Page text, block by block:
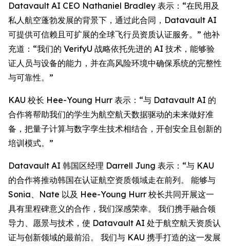
Datavault AI CEO Nathaniel Bradley 表示：“在民用及
私人航空蓬勃发展的背景下，通过此合同，Datavault AI
可提供可信赖且可扩展的全球飞行员资质认证服务。” 他补
充道：“我们的 VerifyU 战略依托先进的 AI 技术，能够验
证人员与设备的能力，并在高风险环境中确保系统的完整性
与可靠性。”
KAU 校长 Hee-Young Hurr 表示：“与 Datavault AI 的
合作将帮助我们的学生为航空航天数据驱动的未来做好准
备，把量子计算与数字孪生技术相结合，开创安全且创新的
培训模式。”
Datavault AI 韩国区经理 Darrell Jung 表示：“与 KAU
的合作将推动韩国在认证航空资质领域走在前列。 能够与
Sonia、Nate 以及 Hee-Young Hurr 校长共同开展这一
具有里程碑意义的合作，我们深感荣幸。 我们携手融合领
导力、愿景与技术，使 Datavault AI 处于航空航天资质认
证与创新领域的最前沿。 我们与 KAU 携手打造的这一发展